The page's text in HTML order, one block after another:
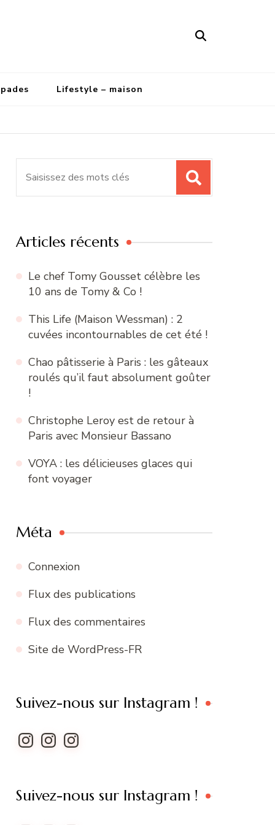
Lifestyle – maison
Articles récents
Le chef Tomy Gousset célèbre les
10 ans de Tomy & Co !
This Life (Maison Wessman) : 2
cuvées incontournables de cet été !
Chao pâtisserie à Paris : les gâteaux
roulés qu’il faut absolument goûter
!
Christophe Leroy est de retour à
Paris avec Monsieur Bassano
VOYA : les délicieuses glaces qui
font voyager
Méta
Connexion
Flux des publications
Flux des commentaires
Site de WordPress-FR
Suivez-nous sur Instagram !
Instagram
InstagramInstagram
Suivez-nous sur Instagram !